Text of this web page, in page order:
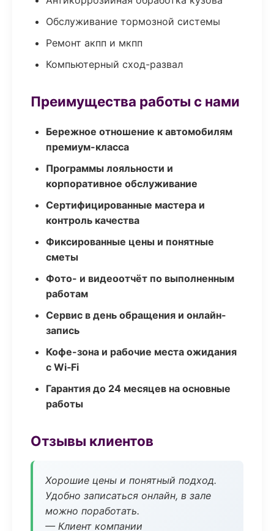
Обслуживание тормозной системы
Ремонт акпп и мкпп
Компьютерный сход-развал
Преимущества работы с нами
Бережное отношение к автомобилям
премиум-класса
Программы лояльности и
корпоративное обслуживание
Сертифицированные мастера и
контроль качества
Фиксированные цены и понятные
сметы
Фото- и видеоотчёт по выполненным
работам
Сервис в день обращения и онлайн-
запись
Кофе-зона и рабочие места ожидания
с Wi‑Fi
Гарантия до 24 месяцев на основные
работы
Отзывы клиентов
Хорошие цены и понятный подход.
Удобно записаться онлайн, в зале
можно поработать.
— Клиент компании